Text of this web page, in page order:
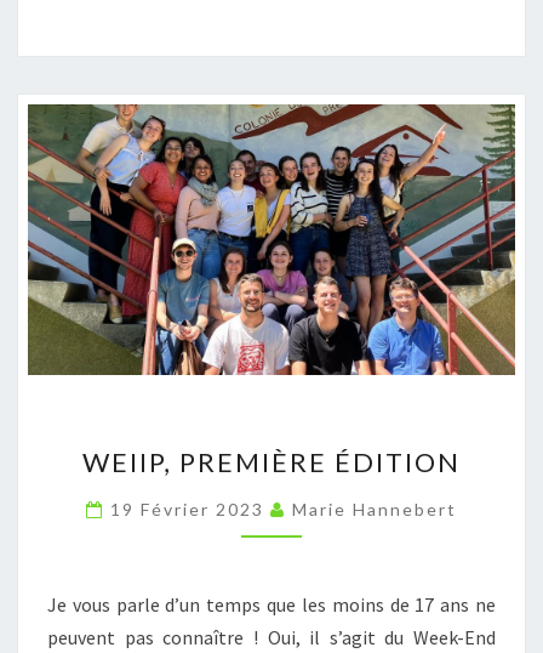
PREMIÈRE
ÉDITION
WEIIP, PREMIÈRE ÉDITION
19 Février 2023 Marie Hannebert
Je vous parle d’un temps que les moins de 17 ans ne
peuvent pas connaître ! Oui, il s’agit du Week-End